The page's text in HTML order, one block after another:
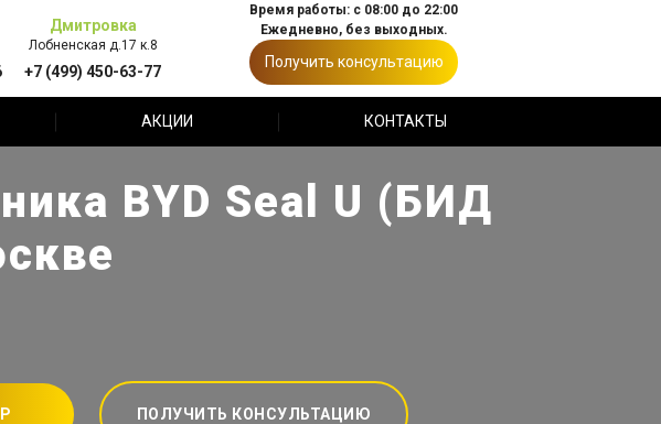
Дмитровка
Лобненская д.17 к.8
+7 (499) 450-63-77
Время работы: с 08:00 до 22:00
Ежедневно, без выходных.
Получить консультацию
АКЦИИ КОНТАКТЫ
BYD Seal U (БИД
ПОЛУЧИТЬ КОНСУЛЬТАЦИЮ